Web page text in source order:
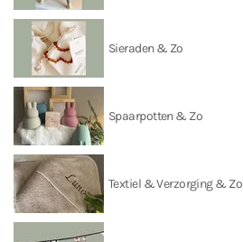
Sieraden & Zo
Spaarpotten & Zo
Textiel & Verzorging & Zo